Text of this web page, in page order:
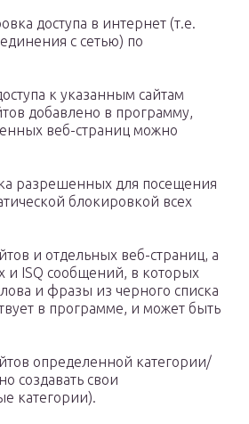
доступа в интернет (т.е.
с сетью) по
к указанным сайтам
добавлено в программу,
веб-страниц можно
разрешенных для посещения
блокировкой всех
и отдельных веб-страниц, а
и ISQ сообщений, в которых
и фразы из черного списка
в программе, и может быть
определенной категории/
создавать свои
категории).